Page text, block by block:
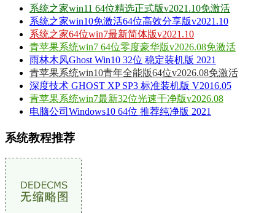
系统之家win11 64位精选正式版v2021.10免激活
系统之家win10免激活64位高效分享版v2021.10
系统之家64位win7最新简体版v2021.10
青苹果系统win7 64位零度豪华版v2026.08免激活
雨林木风Ghost Win10 32位 稳定装机版 2021
青苹果系统win10青年全能版64位v2026.08免激活
深度技术 GHOST XP SP3 标准装机版 V2016.05
青苹果系统win7最新32位光速干净版v2026.08
电脑公司Windows10 64位 推荐纯净版 2021
系统教程推荐